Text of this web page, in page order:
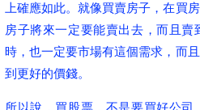
上確應如此。就像買賣房子，在買
房子將來一定要能賣出去，而且
時，也一定要市場有這個需求，而
到更好的價錢。
所以說，買股票，不是要買好公